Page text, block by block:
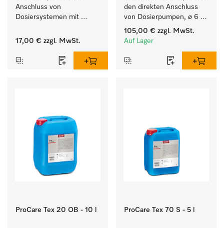
Anschluss von
Dosiersystemen mit
17,00 € zzgl. MwSt.
den direkten Anschluss
von Dosierpumpen, ø 6
mm, bei bis zu 9 kg
Füllmenge.
105,00 € zzgl. MwSt.
Auf Lager
ProCare Tex 20 OB - 10 l ProCare Tex 70 S - 5 l